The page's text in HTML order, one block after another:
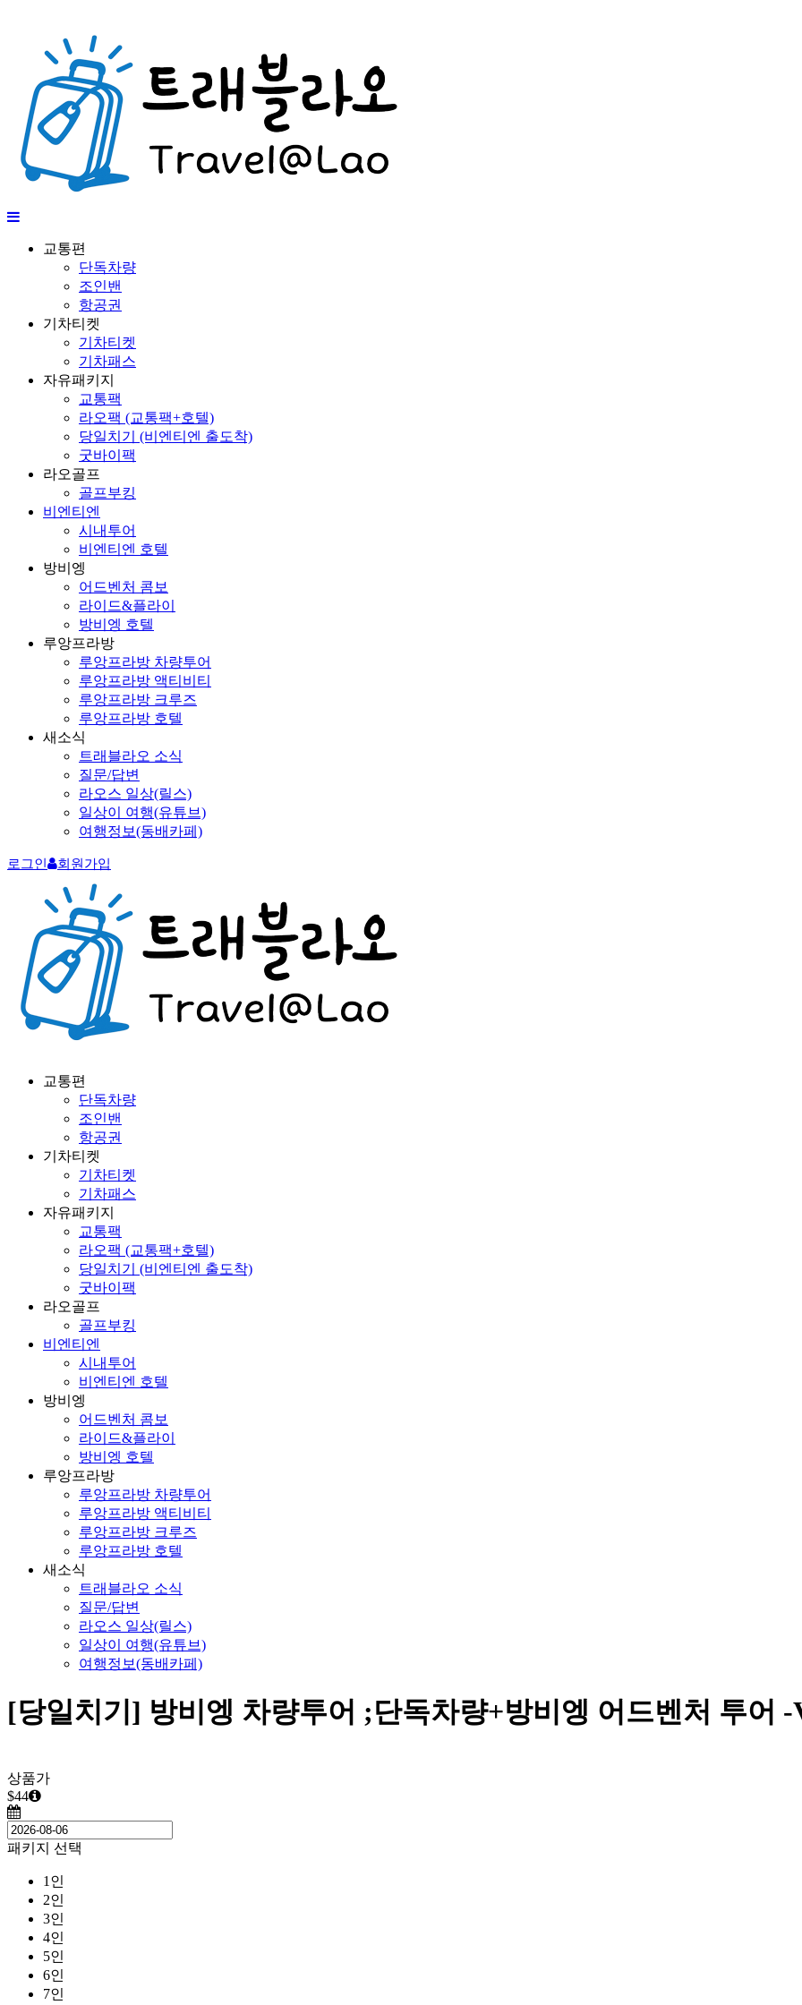
교통편
단독차량
조인밴
항공권
기차티켓
기차티켓
기차패스
자유패키지
교통팩
라오팩 (교통팩+호텔)
당일치기 (비엔티엔 출도착)
굿바이팩
라오골프
골프부킹
비엔티엔
시내투어
비엔티엔 호텔
방비엥
어드벤처 콤보
라이드&플라이
방비엥 호텔
루앙프라방
루앙프라방 차량투어
루앙프라방 액티비티
루앙프라방 크루즈
루앙프라방 호텔
새소식
트래블라오 소식
질문/답변
라오스 일상(릴스)
일상이 여행(유튜브)
여행정보(동배카페)
로그인 회원가입
교통편
단독차량
조인밴
항공권
기차티켓
기차티켓
기차패스
자유패키지
교통팩
라오팩 (교통팩+호텔)
당일치기 (비엔티엔 출도착)
굿바이팩
라오골프
골프부킹
비엔티엔
시내투어
비엔티엔 호텔
방비엥
어드벤처 콤보
라이드&플라이
방비엥 호텔
루앙프라방
루앙프라방 차량투어
루앙프라방 액티비티
루앙프라방 크루즈
루앙프라방 호텔
새소식
트래블라오 소식
질문/답변
라오스 일상(릴스)
일상이 여행(유튜브)
여행정보(동배카페)
[당일치기] 방비엥 차량투어 ;단독차량+방비엥 어드벤처 투어 -
상품가
$44
패키지 선택
1인
2인
3인
4인
5인
6인
7인